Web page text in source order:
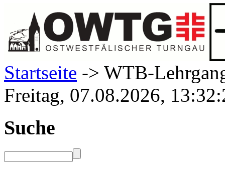
Startseite -> WTB-
Freitag, 07.08.2026,
Suche